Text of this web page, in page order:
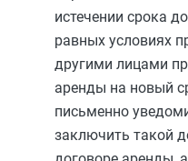
истечении срока
равных условиях
другими лицами
аренды на новый
письменно
заключить такой